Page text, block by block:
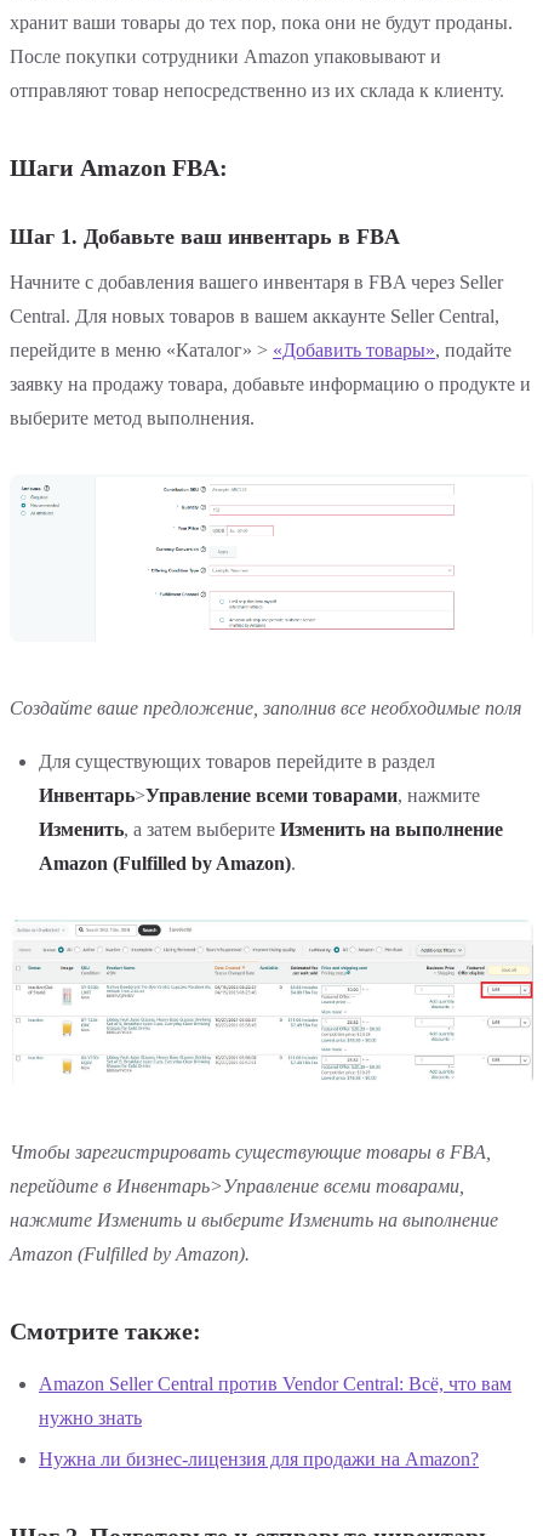
хранит ваши товары до тех пор, пока они не будут проданы.
После покупки сотрудники Amazon упаковывают и
отправляют товар непосредственно из их склада к клиенту.
Шаги Amazon FBA:
Шаг 1. Добавьте ваш инвентарь в FBA
Начните с добавления вашего инвентаря в FBA через Seller
Central. Для новых товаров в вашем аккаунте Seller Central,
перейдите в меню «Каталог» > «Добавить товары», подайте
заявку на продажу товара, добавьте информацию о продукте и
выберите метод выполнения.
Создайте ваше предложение, заполнив все необходимые поля
Для существующих товаров перейдите в раздел
Инвентарь>Управление всеми товарами, нажмите
Изменить, а затем выберите Изменить на выполнение
Amazon (Fulfilled by Amazon).
Чтобы зарегистрировать существующие товары в FBA,
перейдите в Инвентарь>Управление всеми товарами,
нажмите Изменить и выберите Изменить на выполнение
Amazon (Fulfilled by Amazon).
Смотрите также:
Amazon Seller Central против Vendor Central: Всё, что вам
нужно знать
Нужна ли бизнес-лицензия для продажи на Amazon?